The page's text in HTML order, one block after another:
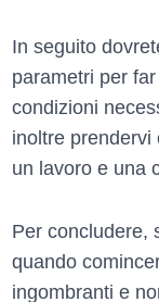
In seguito
parametri per
condizioni
inoltre prendervi
un lavoro e una
Per concludere,
quando
ingombranti e